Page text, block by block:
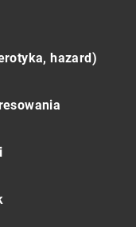
hazard)